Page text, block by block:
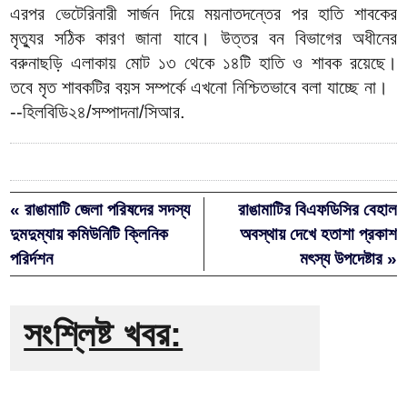
এরপর ভেটেরিনারী সার্জন দিয়ে ময়নাতদন্তের পর হাতি শাবকের
মৃত্যুর সঠিক কারণ জানা যাবে। উত্তর বন বিভাগের অধীনের
বরুনাছড়ি এলাকায় মোট ১৩ থেকে ১৪টি হাতি ও শাবক রয়েছে।
তবে মৃত শাবকটির বয়স সম্পর্কে এখনো নিশ্চিতভাবে বলা যাচ্ছে না।
--হিলবিডি২৪/সম্পাদনা/সিআর.
« রাঙামাটি জেলা পরিষদের সদস্য
দুমদুম্যায় কমিউনিটি ক্লিনিক
পরির্দশন
রাঙামাটির বিএফডিসির বেহাল
অবস্থায় দেখে হতাশা প্রকাশ
মৎস্য উপদেষ্টার »
সংশ্লিষ্ট খবর: